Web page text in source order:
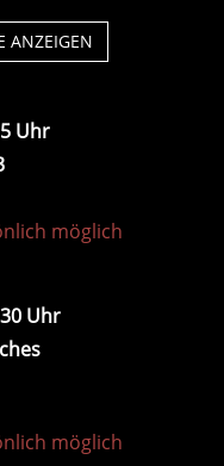
ANZEIGEN
Uhr
möglich
Uhr
möglich